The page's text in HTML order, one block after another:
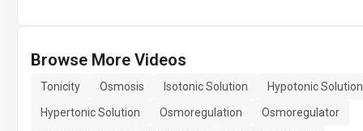
Browse More Videos
Tonicity Osmosis Isotonic Solution
Hypotonic Solution
Hypertonic Solution
Osmoregulation
Osmoregulator